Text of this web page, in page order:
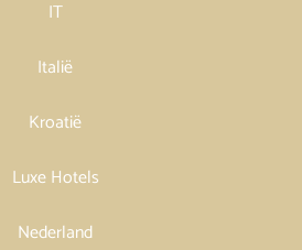
IT
Italië
Kroatië
Luxe Hotels
Nederland